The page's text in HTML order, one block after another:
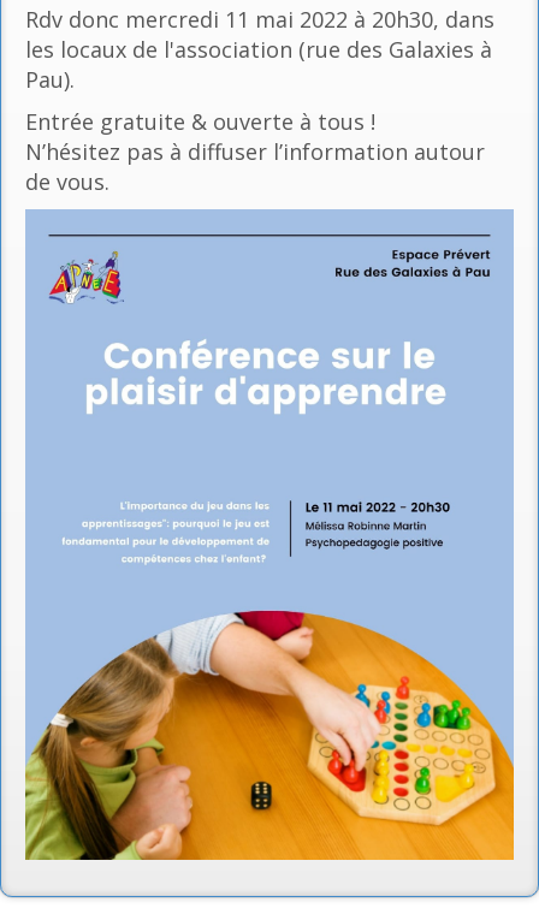
Rdv donc mercredi 11 mai 2022 à 20h30, dans
les locaux de l'association (rue des Galaxies à
Pau).
Entrée gratuite & ouverte à tous !
N’hésitez pas à diffuser l’information autour
de vous.